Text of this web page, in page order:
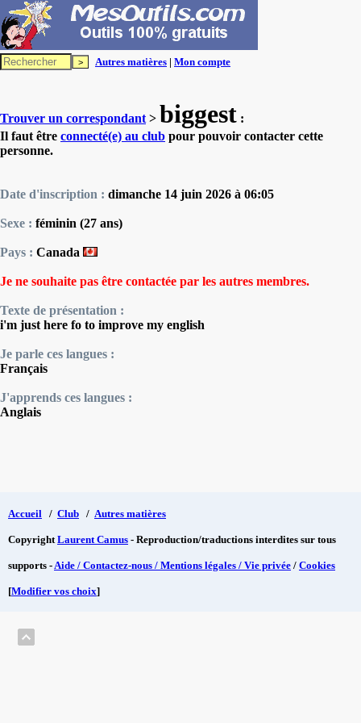
Autres matières | Mon compte
Trouver un correspondant > biggest :
Il faut être connecté(e) au club pour pouvoir contacter cette
personne.
Date d'inscription : dimanche 14 juin 2026 à 06:05
Sexe : féminin (27 ans)
Pays : Canada
Je ne souhaite pas être contactée par les autres membres.
Texte de présentation :
i'm just here fo to improve my english
Je parle ces langues :
Français
J'apprends ces langues :
Anglais
Accueil / Club / Autres matières
CopyrightLaurent Camus - Reproduction/traductions interdites sur tous
supports -Aide / Contactez-nous / Mentions légales / Vie privée / Cookies
[Modifier vos choix]